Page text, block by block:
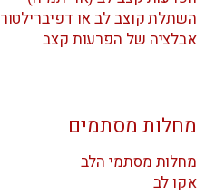
השתלת קוצב לב או דפיברילטור
אבלציה של הפרעות קצב
מחלות מסתמים
מחלות מסתמי הלב
אקו לב